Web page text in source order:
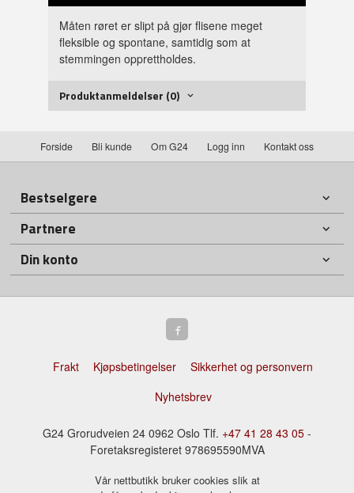
Måten røret er slipt på gjør flisene meget
fleksible og spontane, samtidig som at
stemmingen opprettholdes.
Produktanmeldelser (0)
Forside Bli kunde Om G24 Logg inn Kontakt oss
Bestselgere
Partnere
Din konto
Frakt Kjøpsbetingelser
Sikkerhet og personvern
Nyhetsbrev
G24 Grorudveien 24 0962 Oslo Tlf. +47 41 28 43 05 -
Foretaksregisteret 978695590MVA
Vår nettbutikk bruker cookies slik at